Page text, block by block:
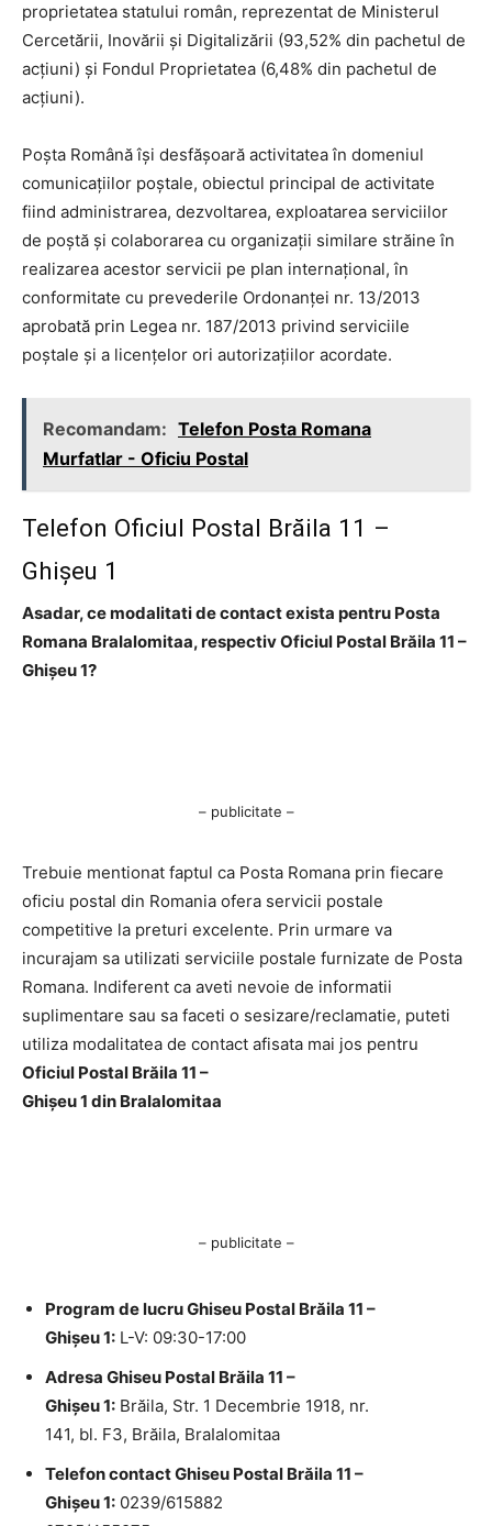
proprietatea statului român, reprezentat de Ministerul
Cercetării, Inovării şi Digitalizării (93,52% din pachetul de
acţiuni) şi Fondul Proprietatea (6,48% din pachetul de
acţiuni).
Poşta Română îşi desfăşoară activitatea în domeniul
comunicaţiilor poştale, obiectul principal de activitate
fiind administrarea, dezvoltarea, exploatarea serviciilor
de poştă şi colaborarea cu organizaţii similare străine în
realizarea acestor servicii pe plan internaţional, în
conformitate cu prevederile Ordonanţei nr. 13/2013
aprobată prin Legea nr. 187/2013 privind serviciile
poştale şi a licenţelor ori autorizaţiilor acordate.
Recomandam: Telefon Posta Romana
Murfatlar - Oficiu Postal
Telefon Oficiul Postal Brăila 11 –
Ghişeu 1
Asadar, ce modalitati de contact exista pentru Posta
Romana BraIalomitaa, respectiv Oficiul Postal Brăila 11 –
Ghişeu 1?
– publicitate –
Trebuie mentionat faptul ca Posta Romana prin fiecare
oficiu postal din Romania ofera servicii postale
competitive la preturi excelente. Prin urmare va
incurajam sa utilizati serviciile postale furnizate de Posta
Romana. Indiferent ca aveti nevoie de informatii
suplimentare sau sa faceti o sesizare/reclamatie, puteti
utiliza modalitatea de contact afisata mai jos pentru
Oficiul Postal Brăila 11 –
Ghişeu 1 din BraIalomitaa
– publicitate –
Program de lucru Ghiseu Postal Brăila 11 –
Ghişeu 1: L-V: 09:30-17:00
Adresa Ghiseu Postal Brăila 11 –
Ghişeu 1: Brăila, Str. 1 Decembrie 1918, nr.
141, bl. F3, Brăila, BraIalomitaa
Telefon contact Ghiseu Postal Brăila 11 –
Ghişeu 1: 0239/615882